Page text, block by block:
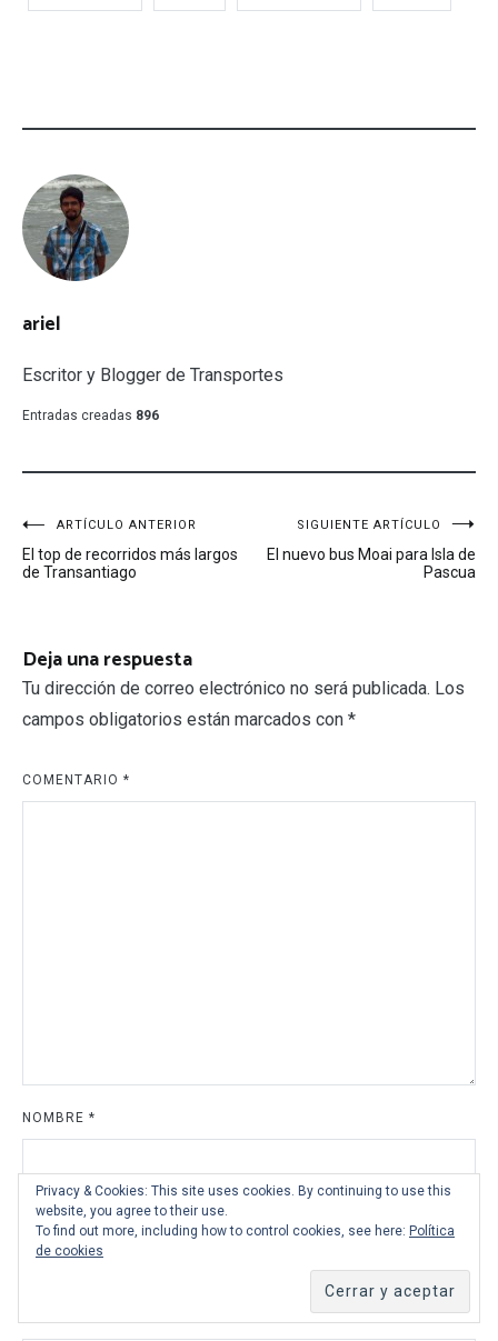
ariel
Escritor y Blogger de Transportes
Entradas creadas 896
Navegación
de
ARTÍCULO ANTERIOR
El top de recorridos más largos
de Transantiago
SIGUIENTE ARTÍCULO
El nuevo bus Moai para Isla de
Pascua
Deja una respuesta
Tu dirección de correo electrónico no será publicada. Los
campos obligatorios están marcados con *
COMENTARIO *
NOMBRE *
CORREO ELECTRÓNICO*
Privacy & Cookies: This site uses cookies. By continuing to use this
website, you agree to their use.
To find out more, including how to control cookies, see here: Política
de cookies